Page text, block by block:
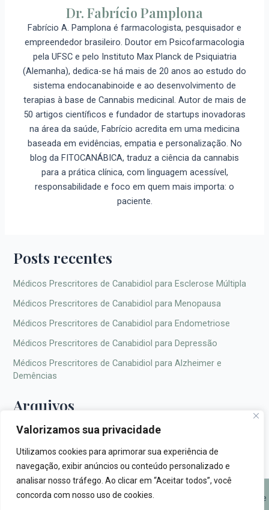
Valorizamos sua privacidade
Utilizamos cookies para aprimorar sua experiência de
navegação, exibir anúncios ou conteúdo personalizado e
analisar nosso tráfego. Ao clicar em “Aceitar todos”, você
concorda com nosso uso de cookies.
Dr. Fabrício Pamplona
Fabrício A. Pamplona é farmacologista, pesquisador e
empreendedor brasileiro. Doutor em Psicofarmacologia
pela UFSC e pelo Instituto Max Planck de Psiquiatria
(Alemanha), dedica-se há mais de 20 anos ao estudo do
sistema endocanabinoide e ao desenvolvimento de
terapias à base de Cannabis medicinal. Autor de mais de
50 artigos científicos e fundador de startups inovadoras
na área da saúde, Fabrício acredita em uma medicina
baseada em evidências, empatia e personalização. No
blog da FITOCANÁBICA, traduz a ciência da cannabis
para a prática clínica, com linguagem acessível,
responsabilidade e foco em quem mais importa: o
paciente.
Posts recentes
Médicos Prescritores de Canabidiol para Esclerose Múltipla
Médicos Prescritores de Canabidiol para Menopausa
Médicos Prescritores de Canabidiol para Endometriose
Médicos Prescritores de Canabidiol para Depressão
Médicos Prescritores de Canabidiol para Alzheimer e
Demências
Arquivos
© 2026 Fito Canabica |fitocanabica.com.br Política de Privacidade